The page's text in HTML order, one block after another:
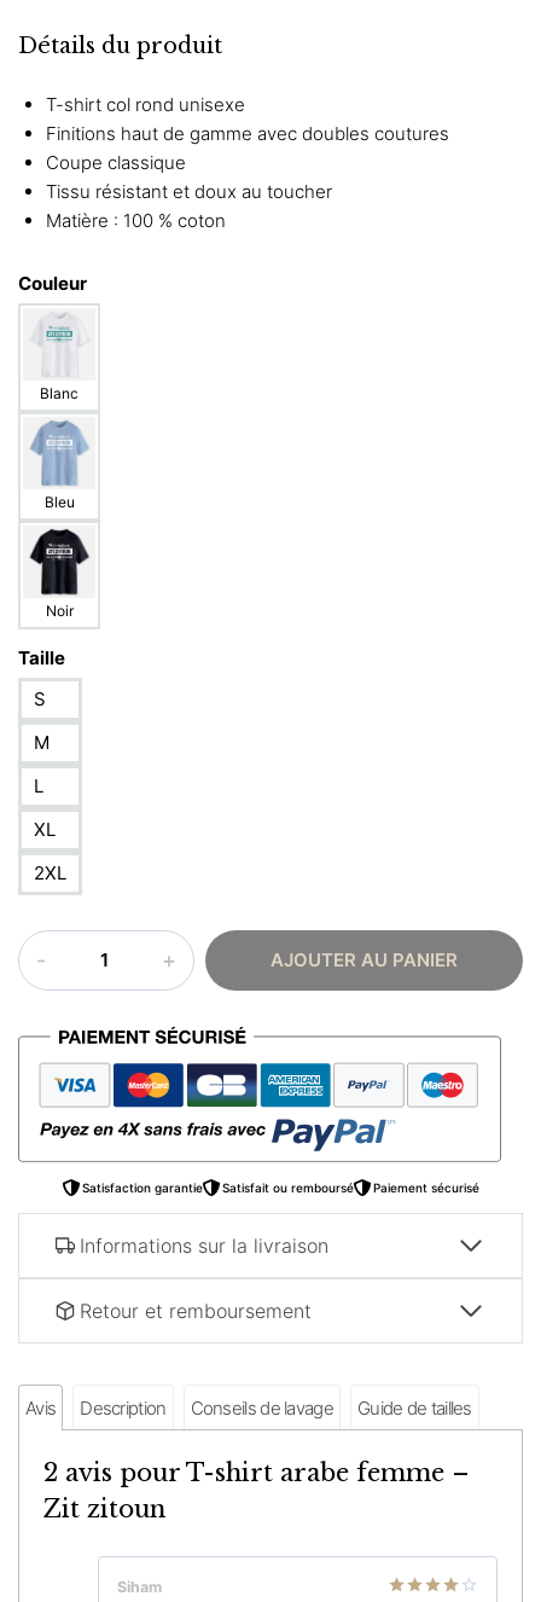
Détails du produit
T-shirt col rond unisexe
Finitions haut de gamme avec doubles coutures
Coupe classique
Tissu résistant et doux au toucher
Matière : 100 % coton
Couleur
Blanc
Bleu
Noir
Taille
S
M
L
XL
2XL
quantité
de
shirt
arabe
femme
zitoun
AJOUTER AU PANIER
Satisfaction garantie Satisfait ou remboursé Paiement sécurisé
Informations sur la livraison
Retour et remboursement
Avis Description Conseils de lavage Guide de tailles
2 avis pour T-shirt arabe femme –
Zit zitoun
Siham